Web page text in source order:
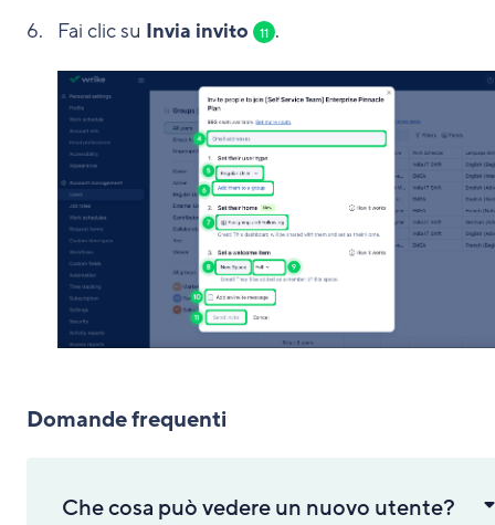
Fai clic su Invia invito 11 .
Domande frequenti
Che cosa può vedere un nuovo utente?